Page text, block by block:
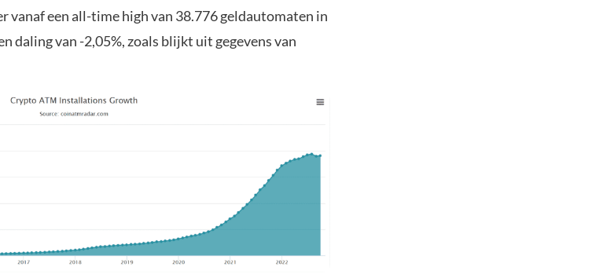
vanaf een all-time high van 38.776 geldautomaten in
daling van -2,05%, zoals blijkt uit gegevens van